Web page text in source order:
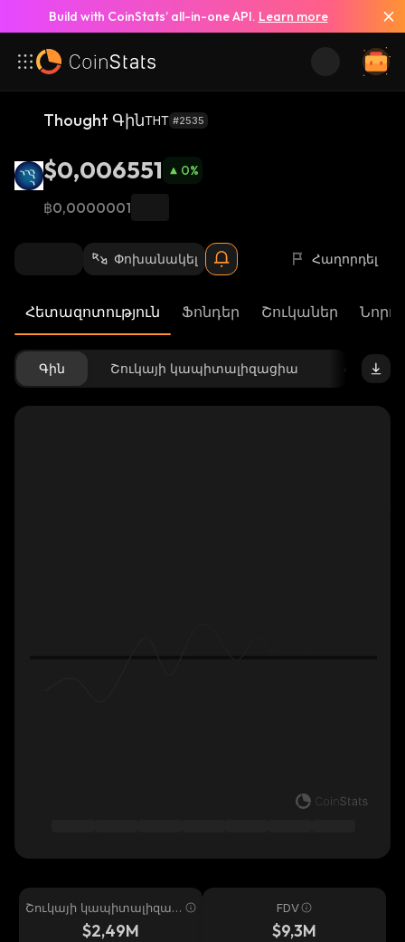
Build with CoinStats’ all-in-one API. Learn more
Thought ԳինTHT #2535
$0,006551 0%
฿0,0000001
Փոխանակել Հաղորդել
Հետազոտություն Ֆոնդեր Շուկաներ
Գին Շուկայի կապիտալիզացիա
Շուկայի կապիտալիզաց
$2,49M
FDV
$9,3M